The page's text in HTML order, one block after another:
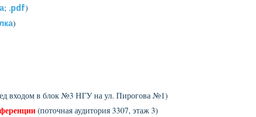
; .pdf)
)
входом в блок №3 НГУ на ул. Пирогова №1)
(поточная аудитория 3307, этаж 3)